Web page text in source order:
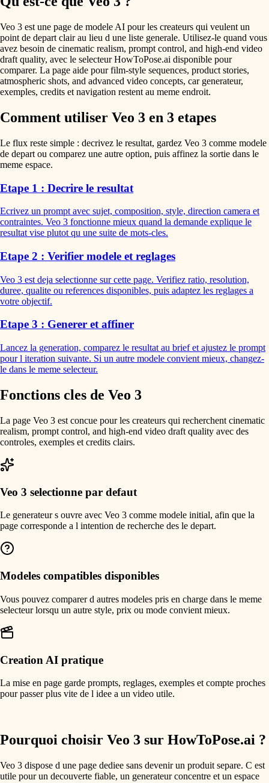
Veo 3 est une page de modele AI pour les createurs qui veulent un
point de depart clair au lieu d une liste generale. Utilisez-le quand vous
avez besoin de cinematic realism, prompt control, and high-end video
draft quality, avec le selecteur HowToPose.ai disponible pour
comparer. La page aide pour film-style sequences, product stories,
atmospheric shots, and advanced video concepts, car generateur,
exemples, credits et navigation restent au meme endroit.
Comment utiliser Veo 3 en 3 etapes
Le flux reste simple : decrivez le resultat, gardez Veo 3 comme modele
de depart ou comparez une autre option, puis affinez la sortie dans le
meme espace.
Etape 1 : Decrire le resultat
Ecrivez un prompt avec sujet, composition, style, direction camera et
contraintes. Veo 3 fonctionne mieux quand la demande explique le
resultat vise plutot qu une suite de mots-cles.
Etape 2 : Verifier modele et reglages
Veo 3 est deja selectionne sur cette page. Verifiez ratio, resolution,
duree, qualite ou references disponibles, puis adaptez les reglages a
votre objectif.
Etape 3 : Generer et affiner
Lancez la generation, comparez le resultat au brief et ajustez le prompt
pour l iteration suivante. Si un autre modele convient mieux, changez-
le dans le meme selecteur.
Fonctions cles de Veo 3
La page Veo 3 est concue pour les createurs qui recherchent cinematic
realism, prompt control, and high-end video draft quality avec des
controles, exemples et credits clairs.
Veo 3 selectionne par defaut
Le generateur s ouvre avec Veo 3 comme modele initial, afin que la
page corresponde a l intention de recherche des le depart.
Modeles compatibles disponibles
Vous pouvez comparer d autres modeles pris en charge dans le meme
selecteur lorsqu un autre style, prix ou mode convient mieux.
Creation AI pratique
La mise en page garde prompts, reglages, exemples et compte proches
pour passer plus vite de l idee a un video utile.
Pourquoi choisir Veo 3 sur HowToPose.ai ?
Veo 3 dispose d une page dediee sans devenir un produit separe. C est
utile pour un decouverte fiable, un generateur concentre et un espace